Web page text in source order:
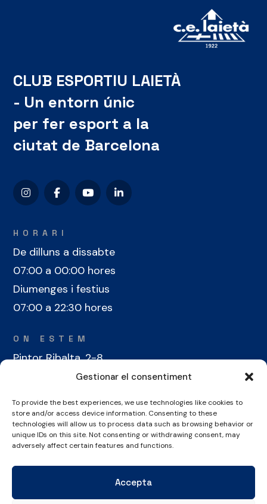
Gestionar el consentiment
To provide the best experiences, we use technologies like cookies to
store and/or access device information. Consenting to these
technologies will allow us to process data such as browsing behavior or
unique IDs on this site. Not consenting or withdrawing consent, may
adversely affect certain features and functions.
Accepta
CLUB ESPORTIU LAIETÀ
- Un entorn únic
per fer esport a la
ciutat de Barcelona
HORARI
De dilluns a dissabte
07:00 a 00:00 hores
Diumenges i festius
07:00 a 22:30 hores
ON ESTEM
Pintor Ribalta, 2-8
08028 Barcelona
CONTACTE
+34 934 486 350
cel@laieta.cat